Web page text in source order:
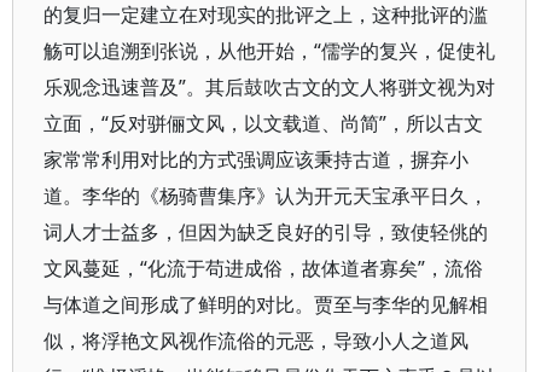
的复归一定建立在对现实的批评之上，这种批评的滥
觞可以追溯到张说，从他开始，“儒学的复兴，促使礼
乐观念迅速普及”。其后鼓吹古文的文人将骈文视为对
立面，“反对骈俪文风，以文载道、尚简”，所以古文
家常常利用对比的方式强调应该秉持古道，摒弃小
道。李华的《杨骑曹集序》认为开元天宝承平日久，
词人才士益多，但因为缺乏良好的引导，致使轻佻的
文风蔓延，“化流于苟进成俗，故体道者寡矣”，流俗
与体道之间形成了鲜明的对比。贾至与李华的见解相
似，将浮艳文风视作流俗的元恶，导致小人之道风